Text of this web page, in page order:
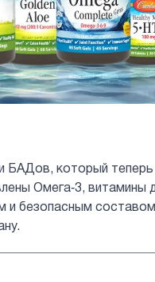
БАДов, который
Омега‑3, витамины
безопасным